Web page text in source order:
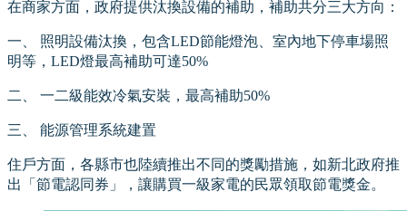
在商家方面，政府提供汰換設備的補助，補助共分三大方向：
一、 照明設備汰換，包含LED節能燈泡、室內地下停車場照
明等，LED燈最高補助可達50%
二、 一二級能效冷氣安裝，最高補助50%
三、 能源管理系統建置
住戶方面，各縣市也陸續推出不同的獎勵措施，如新北政府推
出「節電認同券」，讓購買一級家電的民眾領取節電獎金。